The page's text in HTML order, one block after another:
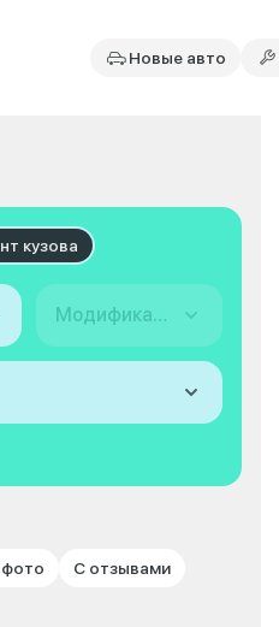
Новые авто
кузова
Модификация
С отзывами